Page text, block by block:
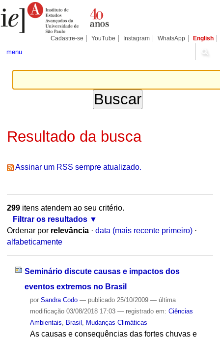
para
conteúdo.
Pessoais
Cadastre-se YouTube Instagram WhatsApp English
menu
Resultado da busca
Assinar um RSS sempre atualizado.
299itens atendem ao seu critério.
Filtrar os resultados
Ordenar por relevância · data (mais recente primeiro) ·
alfabeticamente
Seminário discute causas e impactos dos
eventos extremos no Brasil
por Sandra Codo — publicado25/10/2009 — última
modificação03/08/2018 17:03 — registrado em: Ciências
Ambientais
Brasil Mudanças Climáticas
As causas e consequências das fortes chuvas e